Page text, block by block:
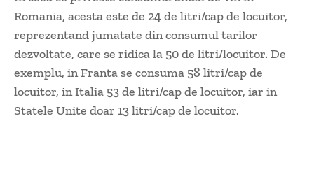
Romania, acesta este de 24 de litri/cap de locuitor,
reprezentand jumatate din consumul tarilor
dezvoltate, care se ridica la 50 de litri/locuitor. De
exemplu, in Franta se consuma 58 litri/cap de
locuitor, in Italia 53 de litri/cap de locuitor, iar in
Statele Unite doar 13 litri/cap de locuitor.